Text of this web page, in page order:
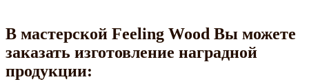
В мастерской Feeling Wood Вы можете
заказать изготовление наградной
продукции: